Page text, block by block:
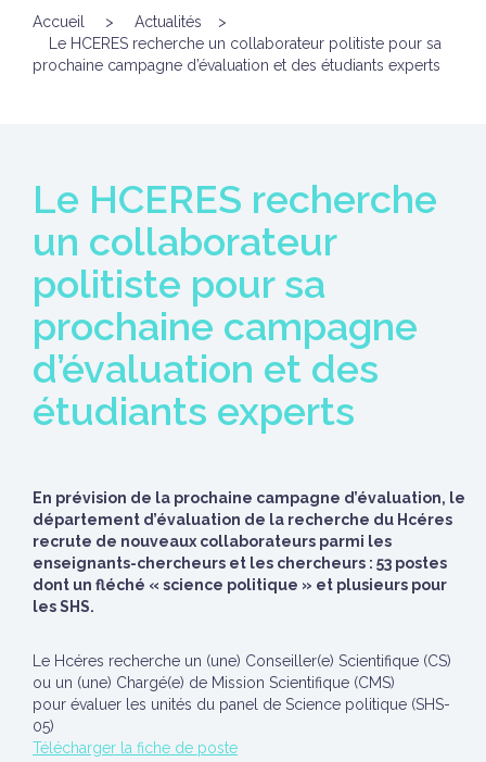
Accueil > Actualités
>
Le HCERES recherche un collaborateur politiste pour sa
prochaine campagne d’évaluation et des étudiants experts
Le HCERES recherche
un collaborateur
politiste pour sa
prochaine campagne
d’évaluation et des
étudiants experts
En prévision de la prochaine campagne d’évaluation, le
département d’évaluation de la recherche du Hcéres
recrute de nouveaux collaborateurs parmi les
enseignants-chercheurs et les chercheurs : 53 postes
dont un fléché « science politique » et plusieurs pour
les SHS.
Le Hcéres recherche un (une) Conseiller(e) Scientifique (CS)
ou un (une) Chargé(e) de Mission Scientifique (CMS)
pour évaluer les unités du panel de Science politique (SHS-
05)
Télécharger la fiche de poste